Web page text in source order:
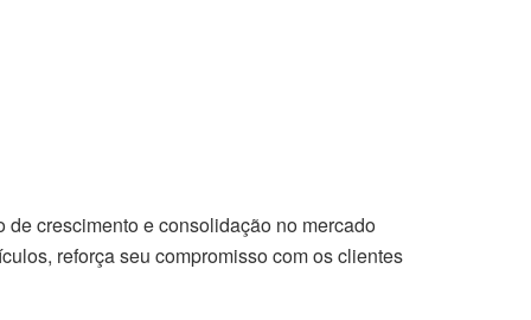
crescimento e consolidação no mercado
reforça seu compromisso com os clientes